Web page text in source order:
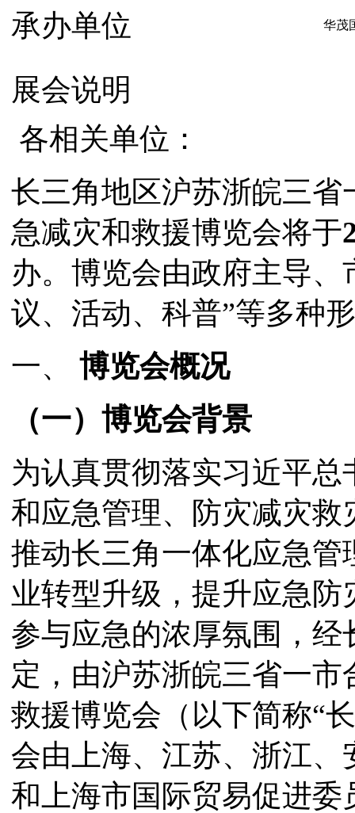
承办单位 华茂
展会说明
各相关单位：
长三角地区沪苏浙皖三
急减灾和救援博览会将于
办。博览会由政府主导
议、活动、科普”等多种
一、 博览会概况
（一）博览会背景
为认真贯彻落实习近平
和应急管理、防灾减灾
推动长三角一体化应急
业转型升级，提升应急
参与应急的浓厚氛围，
定，由沪苏浙皖三省一
救援博览会（以下简称“
会由上海、江苏、浙江
和上海市国际贸易促进